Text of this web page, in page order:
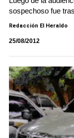
sospechoso fue
Redacción El Heraldo
25/08/2012